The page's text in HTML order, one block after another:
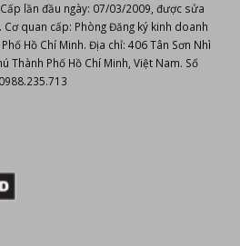
lần đầu ngày: 07/03/2009, được sửa
quan cấp: Phòng Đăng ký kinh doanh
Hồ Chí Minh. Địa chỉ: 406 Tân Sơn Nhì
Thành Phố Hồ Chí Minh, Việt Nam. Số